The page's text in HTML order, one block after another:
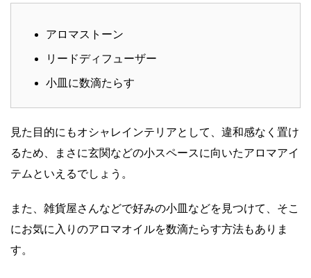
アロマストーン
リードディフューザー
小皿に数滴たらす
見た目的にもオシャレインテリアとして、違和感なく置け
るため、まさに玄関などの小スペースに向いたアロマアイ
テムといえるでしょう。
また、雑貨屋さんなどで好みの小皿などを見つけて、そこ
にお気に入りのアロマオイルを数滴たらす方法もありま
す。